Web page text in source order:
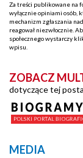
Za treści publikowane na
wyłącznie opiniami osób,
mechanizm zgłaszania
reagował niezwłocznie.
społecznego wystarczy
wpisu.
ZOBACZ
dotyczące tej
MEDIA